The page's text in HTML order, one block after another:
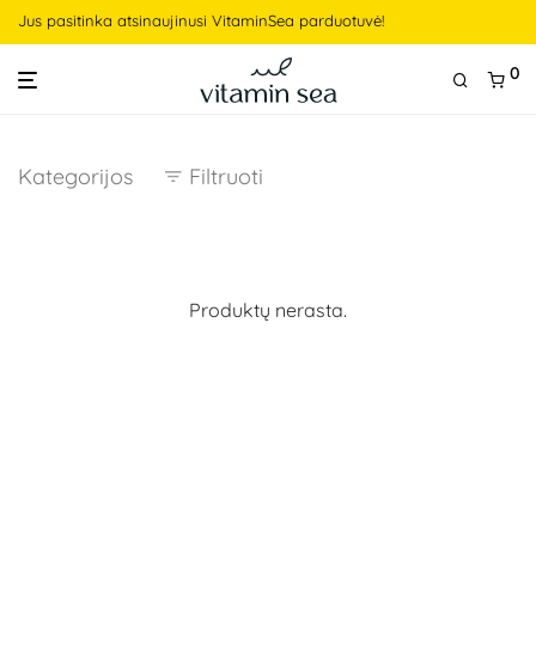
Jus pasitinka atsinaujinusi VitaminSea parduotuvė!
0
Kategorijos Filtruoti
Produktų nerasta.